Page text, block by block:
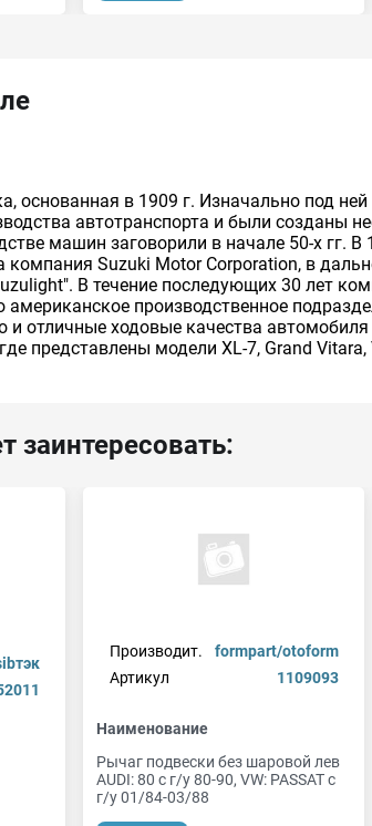
основанная в 1909 г. Изначально под
автотранспорта и были созданы
машин заговорили в начале 50-х гг.
компания Suzuki Motor Corporation, в
В течение последующих 30 лет
американское производственное
и отличные ходовые качества
представлены модели XL-7, Grand Vitara,
заинтересовать:
Производит.
formpart/otoform
Артикул
1109093
Наименование
Рычаг подвески без шаровой лев
AUDI: 80 с г/у 80-90, VW: PASSAT с
г/у 01/84-03/88